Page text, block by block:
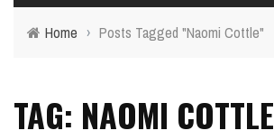
Home › Posts Tagged "Naomi Cottle"
TAG: NAOMI COTTLE